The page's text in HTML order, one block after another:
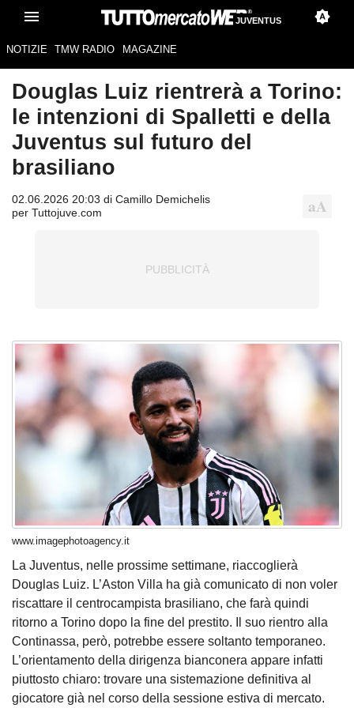
JUVENTUS
NOTIZIE TMW RADIO MAGAZINE
Douglas Luiz rientrerà a Torino:
le intenzioni di Spalletti e della
Juventus sul futuro del
brasiliano
02.06.2026 20:03 di Camillo Demichelis
per Tuttojuve.com
www.imagephotoagency.it
La Juventus, nelle prossime settimane, riaccoglierà
Douglas Luiz. L’Aston Villa ha già comunicato di non voler
riscattare il centrocampista brasiliano, che farà quindi
ritorno a Torino dopo la fine del prestito. Il suo rientro alla
Continassa, però, potrebbe essere soltanto temporaneo.
L’orientamento della dirigenza bianconera appare infatti
piuttosto chiaro: trovare una sistemazione definitiva al
giocatore già nel corso della sessione estiva di mercato.